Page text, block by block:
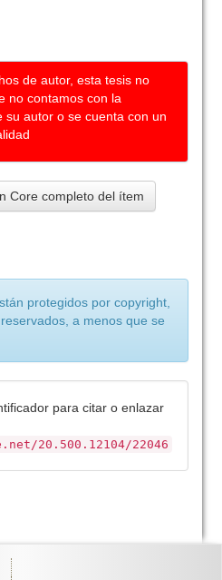
de autor, esta tesis no
no contamos con la
su autor o se cuenta con un
Core completo del ítem
protegidos por copyright,
a menos que se
para citar o enlazar
20.500.12104/22046